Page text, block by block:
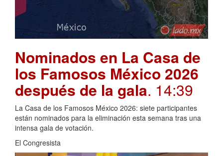
Nominados en La Casa de
los Famosos México 2026
después de la gala. 14:39
La Casa de los Famosos México 2026: siete participantes
están nominados para la eliminación esta semana tras una
intensa gala de votación.
El Congresista